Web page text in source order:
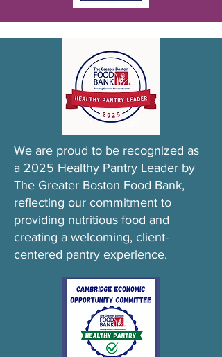
We are proud to be recognized as
a 2025 Healthy Pantry Leader by
The Greater Boston Food Bank,
reflecting our commitment to
providing nutritious food and
creating a welcoming, client-
centered pantry experience.